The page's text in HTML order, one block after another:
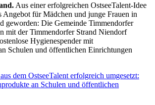
Aus einer erfolgreichen OstseeTalent-Idee
Angebot für Mädchen und junge Frauen in
geworden: Die Gemeinde Timmendorfer
mit der Timmendorfer Strand Niendorf
Hygienespender mit
Schulen und öffentlichen Einrichtungen
dem OstseeTalent erfolgreich umgesetzt:
an Schulen und öffentlichen